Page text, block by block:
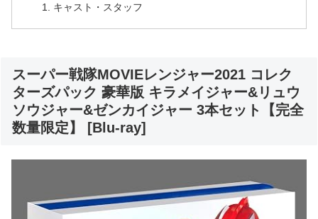
キャスト・スタッフ
スーパー戦隊MOVIEレンジャー2021 コレク
ターズパック 豪華版 キラメイジャー&リュウ
ソウジャー&ゼンカイジャー 3本セット【完全
数量限定】 [Blu-ray]